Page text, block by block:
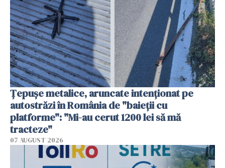
Țepușe metalice, aruncate intenționat pe
autostrăzi în România de "baieții cu
platforme": "Mi-au cerut 1200 lei să mă
tracteze"
07 AUGUST 2026